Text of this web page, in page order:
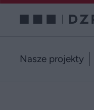
Nasze projekty